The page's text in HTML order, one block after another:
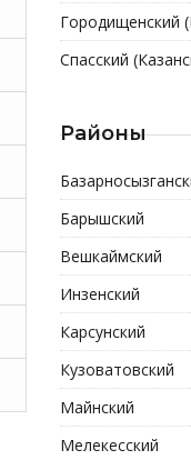
Городищенский
Спасский
Районы
Барышский
Вешкаймский
Инзенский
Карсунский
Кузоватовский
Майнский
Мелекесский